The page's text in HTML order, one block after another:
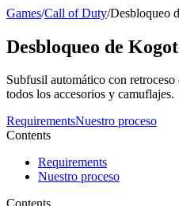
Games/Call of Duty/Desbloqueo
Desbloqueo de
Subfusil automático con
todos los accesorios y camuflajes.
RequirementsNuestro proceso
Contents
Requirements
Nuestro proceso